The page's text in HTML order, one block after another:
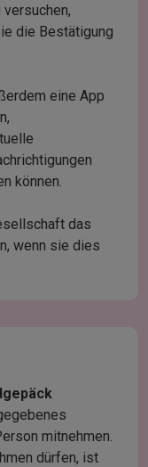
die Bestätigung
eine App
können.
das
wenn sie dies
mitnehmen.
dürfen, ist